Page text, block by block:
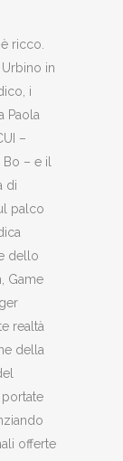
è ricco.
in
i
Paola
–
– e il
di
palco
dello
, Game
realtà
della
offerte